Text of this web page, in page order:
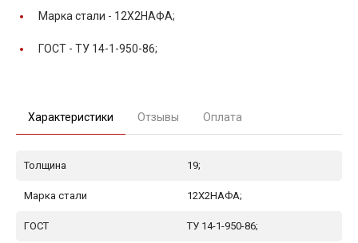
Марка стали - 12Х2НАФА;
ГОСТ - ТУ 14-1-950-86;
Характеристики Отзывы Оплата
Толщина 19;
Марка стали 12Х2НАФА;
ГОСТ ТУ 14-1-950-86;